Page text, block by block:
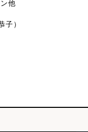
他
）